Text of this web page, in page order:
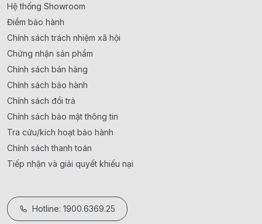
Hệ thống Showroom
Điểm bảo hành
Chính sách trách nhiệm xã hội
Chứng nhận sản phẩm
Chính sách bán hàng
Chính sách bảo hành
Chính sách đổi trả
Chính sách bảo mật thông tin
Tra cứu/kích hoạt bảo hành
Chính sách thanh toán
Tiếp nhận và giải quyết khiếu nại
Hotline: 1900.6369.25